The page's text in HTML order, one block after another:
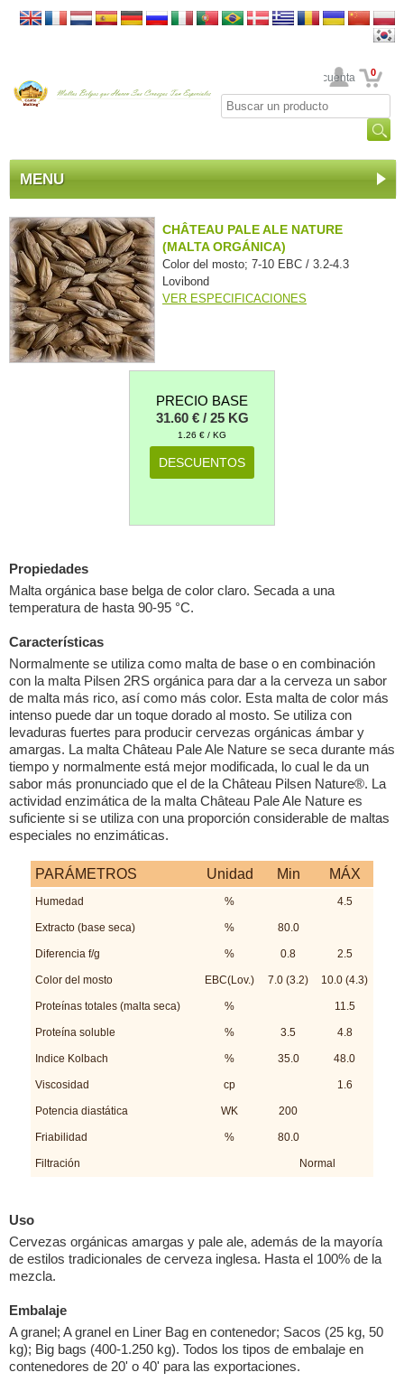
Su cuenta 0
MENU
CHÂTEAU PALE ALE NATURE
(MALTA ORGÁNICA)
Color del mosto; 7-10 EBC / 3.2-4.3
Lovibond
VER ESPECIFICACIONES
PRECIO BASE
31.60 € / 25 KG
1.26 € / KG
DESCUENTOS
Propiedades
Malta orgánica base belga de color claro. Secada a una
temperatura de hasta 90-95 °C.
Características
Normalmente se utiliza como malta de base o en combinación
con la malta Pilsen 2RS orgánica para dar a la cerveza un sabor
de malta más rico, así como más color. Esta malta de color más
intenso puede dar un toque dorado al mosto. Se utiliza con
levaduras fuertes para producir cervezas orgánicas ámbar y
amargas. La malta Château Pale Ale Nature se seca durante más
tiempo y normalmente está mejor modificada, lo cual le da un
sabor más pronunciado que el de la Château Pilsen Nature®. La
actividad enzimática de la malta Château Pale Ale Nature es
suficiente si se utiliza con una proporción considerable de maltas
especiales no enzimáticas.
PARÁMETROS Unidad Min MÁX
Humedad % 4.5
Extracto (base seca) % 80.0
Diferencia f/g % 0.8 2.5
Color del mosto EBC(Lov.) 7.0 (3.2) 10.0 (4.3)
Proteínas totales (malta seca) % 11.5
Proteína soluble % 3.5 4.8
Indice Kolbach % 35.0 48.0
Viscosidad cp 1.6
Potencia diastática WK 200
Friabilidad % 80.0
Filtración Normal
Uso
Cervezas orgánicas amargas y pale ale, además de la mayoría
de estilos tradicionales de cerveza inglesa. Hasta el 100% de la
mezcla.
Embalaje
A granel; A granel en Liner Bag en contenedor; Sacos (25 kg, 50
kg); Big bags (400-1.250 kg). Todos los tipos de embalaje en
contenedores de 20' o 40' para las exportaciones.